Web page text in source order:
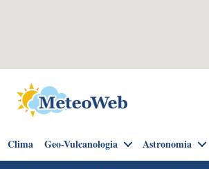
Clima Geo-Vulcanologia Astronomia